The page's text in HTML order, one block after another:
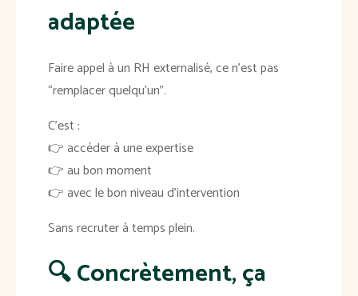
adaptée
Faire appel à un RH externalisé, ce n’est pas
“remplacer quelqu’un”.
C’est :
👉 accéder à une expertise
👉 au bon moment
👉 avec le bon niveau d’intervention
Sans recruter à temps plein.
🔍 Concrètement, ça